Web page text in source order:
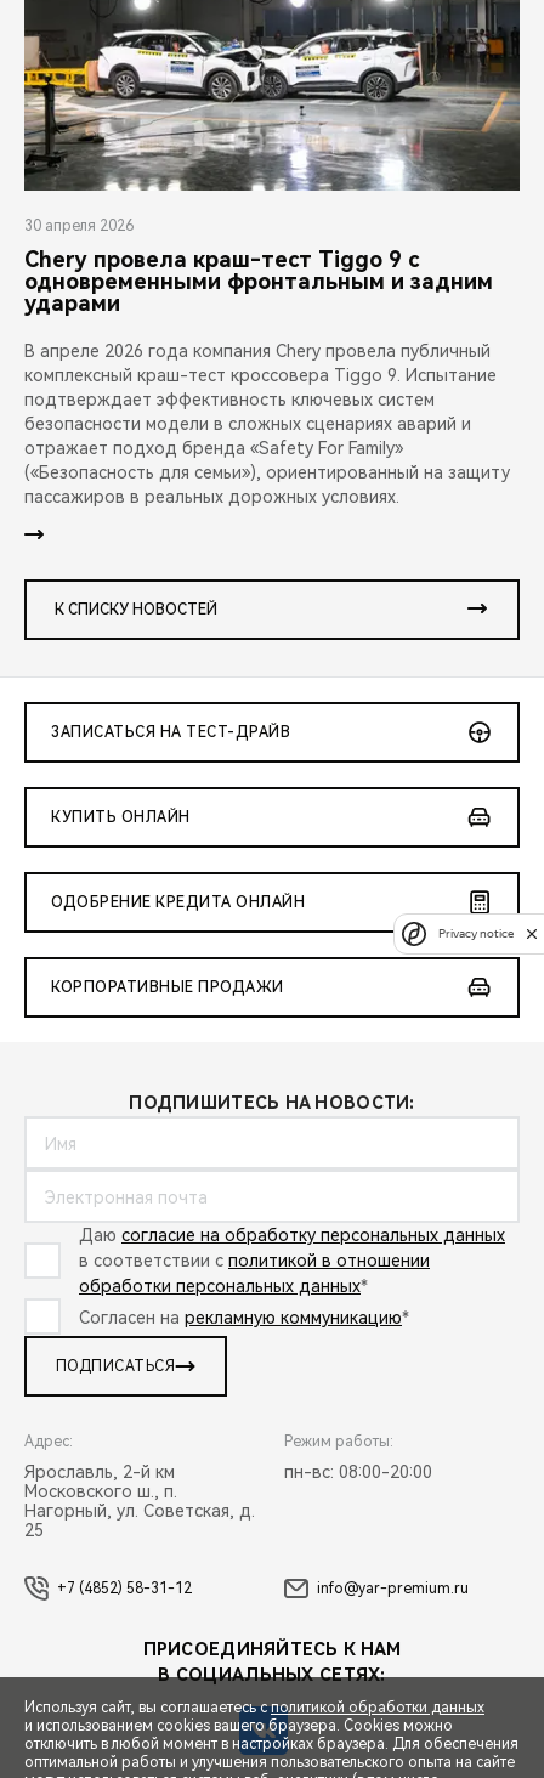
30 апреля 2026
Chery провела краш-тест Tiggo 9 с
одновременными фронтальным и задним
ударами
В апреле 2026 года компания Chery провела публичный
комплексный краш-тест кроссовера Tiggo 9. Испытание
подтверждает эффективность ключевых систем
безопасности модели в сложных сценариях аварий и
отражает подход бренда «Safety For Family»
(«Безопасность для семьи»), ориентированный на защиту
пассажиров в реальных дорожных условиях.
К СПИСКУ НОВОСТЕЙ
ЗАПИСАТЬСЯ НА ТЕСТ-ДРАЙВ
КУПИТЬ ОНЛАЙН
ОДОБРЕНИЕ КРЕДИТА ОНЛАЙН
КОРПОРАТИВНЫЕ ПРОДАЖИ
ПОДПИШИТЕСЬ НА НОВОСТИ:
Даю согласие на обработку персональных данных
в соответствии с политикой в отношении
обработки персональных данных*
Согласен на рекламную коммуникацию*
ПОДПИСАТЬСЯ
Адрес:
Ярославль, 2-й км
Московского ш., п.
Нагорный, ул. Советская, д.
25
Режим работы:
пн-вс: 08:00-20:00
+7 (4852) 58-31-12 info@yar-premium.ru
ПРИСОЕДИНЯЙТЕСЬ К НАМ
В СОЦИАЛЬНЫХ СЕТЯХ:
Используя сайт, вы соглашаетесь сполитикой обработки данных
и использованием cookies вашего браузера. Cookies можно
отключить в любой момент в настройках браузера. Для обеспечения
оптимальной работы и улучшения пользовательского опыта на сайте
Privacy notice